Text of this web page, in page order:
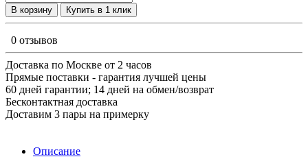
В корзину Купить в 1 клик
0 отзывов
Доставка по Москве от 2 часов
Прямые поставки - гарантия лучшей цены
60 дней гарантии; 14 дней на обмен/возврат
Бесконтактная доставка
Доставим 3 пары на примерку
Описание